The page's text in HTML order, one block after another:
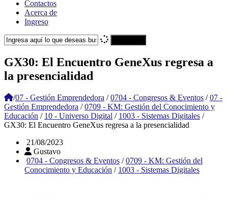
Contactos
Acerca de
Ingreso
GX30: El Encuentro GeneXus regresa a
la presencialidad
/07 - Gestión Emprendedora / 0704 - Congresos & Eventos / 07 -
Gestión Emprendedora / 0709 - KM: Gestión del Conocimiento y
Educación / 10 - Universo Digital / 1003 - Sistemas Digitales /
GX30: El Encuentro GeneXus regresa a la presencialidad
21/08/2023
Gustavo
0704 - Congresos & Eventos /0709 - KM: Gestión del
Conocimiento y Educación / 1003 - Sistemas Digitales